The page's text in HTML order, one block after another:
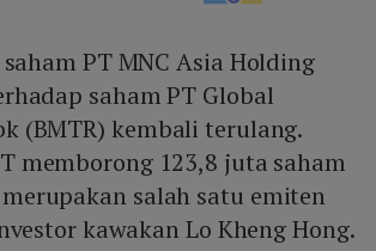
PT MNC Asia Holding
saham PT Global
(BMTR) kembali terulang.
memborong 123,8 juta saham
merupakan salah satu emiten
kawakan Lo Kheng Hong.